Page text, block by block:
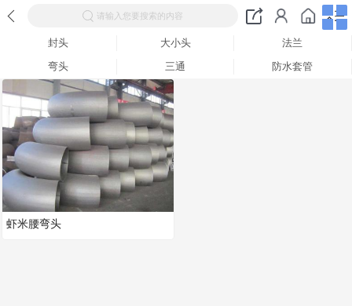
请输入您要搜索的内容
封头 大小头
法兰
弯头
三通 防水套管
虾米腰弯头